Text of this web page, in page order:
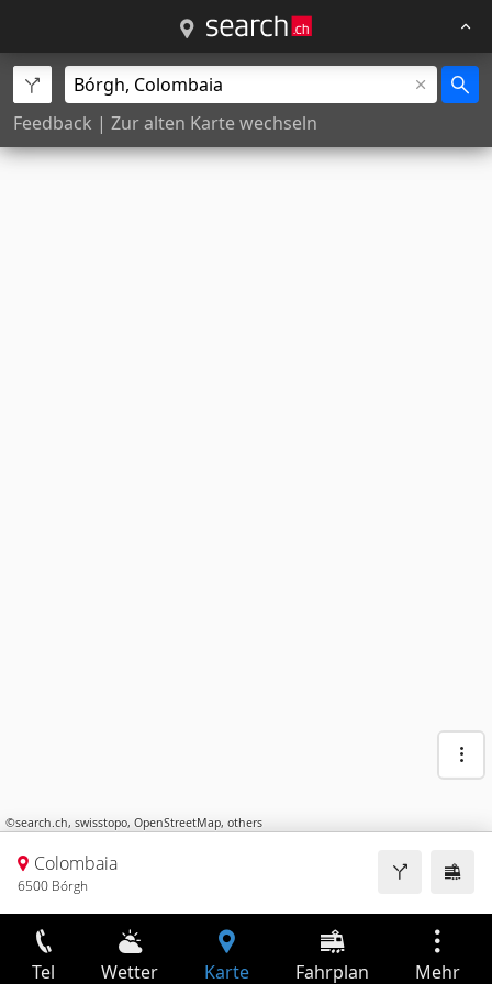
Feedback | Zur alten Karte wechseln
©search.ch, swisstopo, OpenStreetMap, others
Colombaia
6500 Bórgh
Tel Wetter Karte Fahrplan Mehr